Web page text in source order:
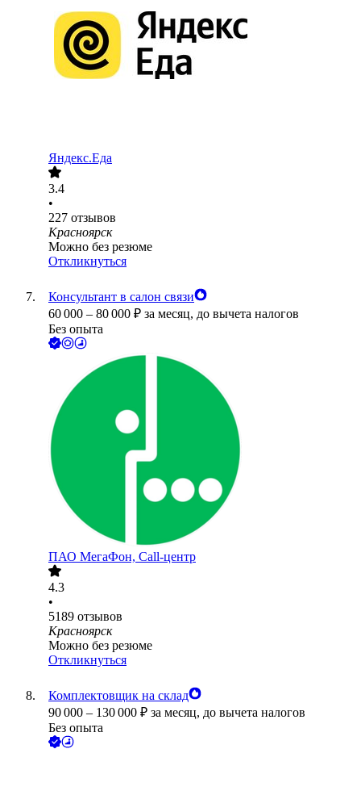
Яндекс.Еда
3.4
•
227 отзывов
Красноярск
Можно без резюме
Откликнуться
Консультант в салон связи
60 000 – 80 000 ₽ за месяц, до вычета налогов
Без опыта
ПАО МегаФон, Call-центр
4.3
•
5189 отзывов
Красноярск
Можно без резюме
Откликнуться
Комплектовщик на склад
90 000 – 130 000 ₽ за месяц, до вычета налогов
Без опыта